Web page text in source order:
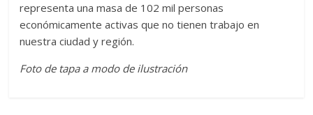
representa una masa de 102 mil personas
económicamente activas que no tienen trabajo en
nuestra ciudad y región.
Foto de tapa a modo de ilustración